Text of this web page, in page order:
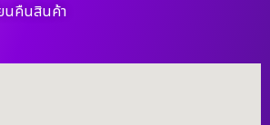
นคืนสินค้า